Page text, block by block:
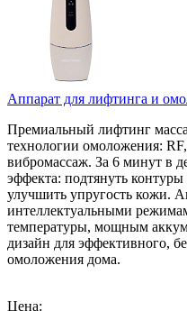
Аппарат для лифтинга и
Премиальный лифтинг
технологии омоложения:
вибромассаж. За 6 минут в
эффекта: подтянуть
улучшить упругость кожи.
интеллектуальными
температуры, мощным
дизайн для эффективного,
омоложения дома.
Цена: